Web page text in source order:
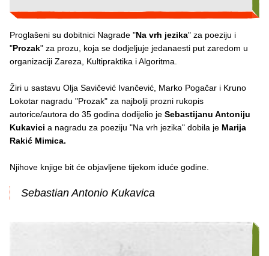
Proglašeni su dobitnici Nagrade "Na vrh jezika" za poeziju i
"Prozak" za prozu, koja se dodjeljuje jedanaesti put zaredom u
organizaciji Zareza, Kultipraktika i Algoritma.
Žiri u sastavu Olja Savičević Ivančević, Marko Pogačar i Kruno
Lokotar nagradu "Prozak" za najbolji prozni rukopis
autorice/autora do 35 godina dodijelio je Sebastijanu Antoniju
Kukavici a nagradu za poeziju "Na vrh jezika" dobila je Marija
Rakić Mimica.
Njihove knjige bit će objavljene tijekom iduće godine.
Sebastian Antonio Kukavica